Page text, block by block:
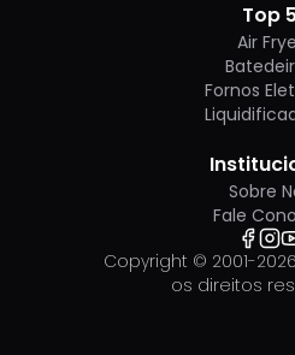
Top 5
Air
Fornos
Sobre
Fale
Copyright © 2001-2026
os direitos